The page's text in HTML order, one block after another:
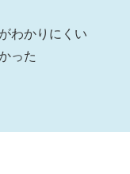
わかりにくい
った